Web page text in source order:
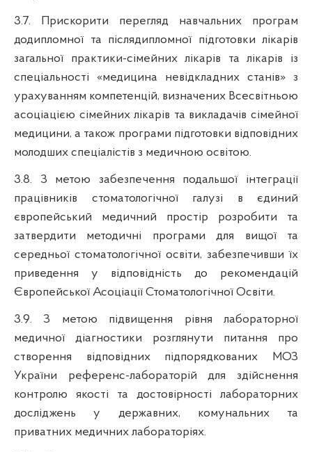
3.7. Прискорити перегляд навчальних програм
додипломної та післядипломної підготовки лікарів
загальної практики-сімейних лікарів та лікарів із
спеціальності «медицина невідкладних станів» з
урахуванням компетенцій, визначених Всесвітньою
асоціацією сімейних лікарів та викладачів сімейної
медицини, а також програми підготовки відповідних
молодших спеціалістів з медичною освітою.
3.8. З метою забезпечення подальшої інтеграції
працівників стоматологічної галузі в єдиний
європейський медичний простір розробити та
затвердити методичні програми для вищої та
середньої стоматологічної освіти, забезпечивши їх
приведення у відповідність до рекомендацій
Європейської Асоціації Стоматологічної Освіти.
3.9. З метою підвищення рівня лабораторної
медичної діагностики розглянути питання про
створення відповідних підпорядкованих МОЗ
України референс-лабораторій для здійснення
контролю якості та достовірності лабораторних
досліджень у державних, комунальних та
приватних медичних лабораторіях.